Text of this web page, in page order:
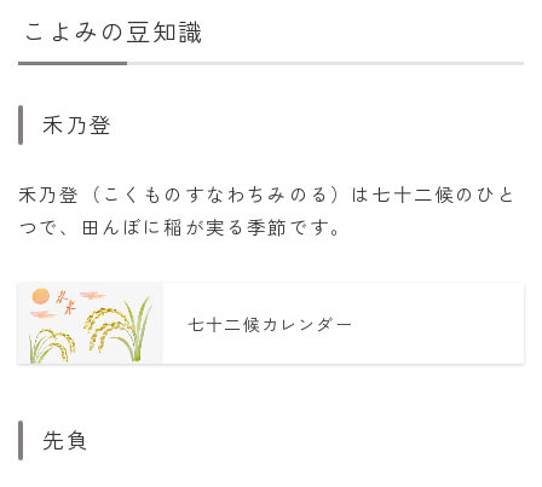
こよみの豆知識
禾乃登
禾乃登（こくものすなわちみのる）は七十二候のひと
つで、田んぼに稲が実る季節です。
七十二候カレンダー
先負